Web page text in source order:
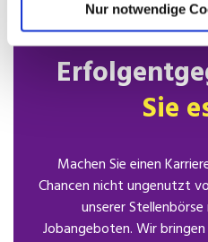
Nur notwendige
Sehen
Sie
Machen Sie einen
Chancen nicht ungenutzt
unserer
Jobangeboten. Wir